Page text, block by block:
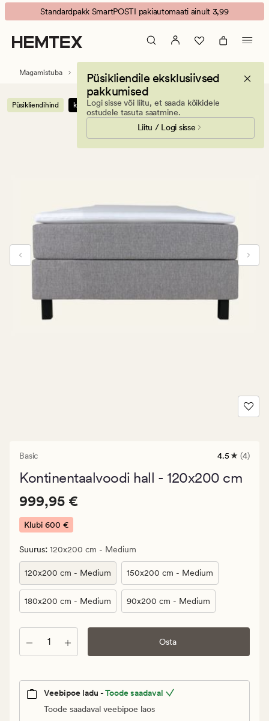
kontinentaalvoodi
hall
Animated
banner.
Press
ESCAPE
Standardpakk SmartPOSTI pakiautomaati ainult 3,99
Püsikliendile eksklusiivsed
pakkumised
Logi sisse või liitu, et saada kõikidele
ostudele tasuta saatmine.
Liitu / Logi sisse
Magamistuba Voodid Kontinentaalvoodid
Püsikliendihind koos kattemadratsiga
Basic
4
keskmise
4.5 (4)
Kontinentaalvoodi hall - 120x200 cm
Pris_ee
999,95
€.
600
€
Pris_ee 999,95 €
999,95 €
Klubi 600 €
Suurus: 120x200 cm - Medium
120x200 cm - Medium 150x200 cm - Medium
180x200 cm - Medium 90x200 cm - Medium
Kogus Osta
Veebipoe ladu -Toode saadaval
Toode saadaval veebipoe laos